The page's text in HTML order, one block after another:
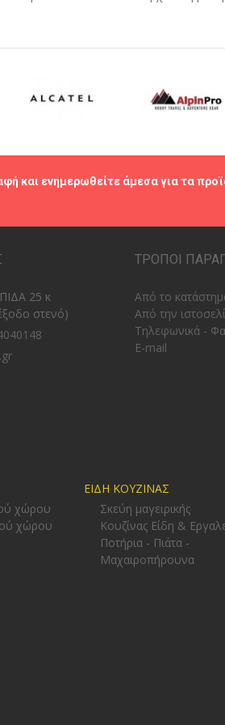
και ενημερωθείτε άμεσα για τα
25 κ
στενό)
ΤΡΟΠΟΙ
Από το
Από την
Tηλεφωνικά -
E-mail
χώρου
χώρου
ΕΙΔΗ ΚΟΥΖΙΝΑΣ
Σκεύη μαγειρικής
Κουζίνας Είδη &
Ποτήρια - Πιάτα -
Μαχαιροπήρουνα